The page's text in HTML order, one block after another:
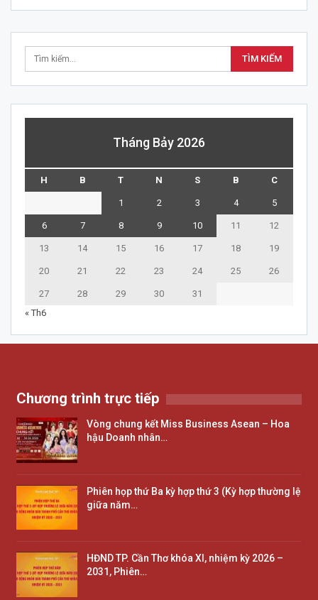
Tháng Bảy 2026
H B T N S B C
1 2 3 4 5
6 7 8 9 10 11 12
13 14 15 16 17 18 19
20 21 22 23 24 25 26
27 28 29 30
31
« Th6
Chương trình trực tiếp
Vòng chung kết Miss Business Asean – Hoa
hậu Doanh nhân…
Phiên họp thứ Ba kỳ hợp thứ 3 (Kỳ hợp thường lệ
giữa năm…
HĐND TP. Cần Thơ khóa XI, nhiệm kỳ 2026 –
2031, Phiên…